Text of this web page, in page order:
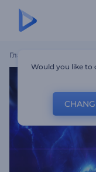
Главная
Would you like to